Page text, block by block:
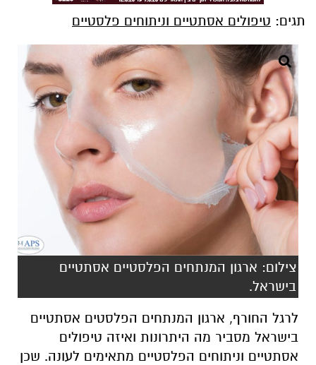
תגים: טיפולים אסתטיים וניתוחים פלסטיים
צילום: ארגון המנתחים הפלסטיים אסתטיים
בישראל.
לרגל החורף, ארגון המנתחים הפלסטים אסתטיים
בישראל מסביר מה היתרונות ואיזה טיפולים
אסתטיים וניתוחים הפלסטיים מתאימים לעונה. שכן